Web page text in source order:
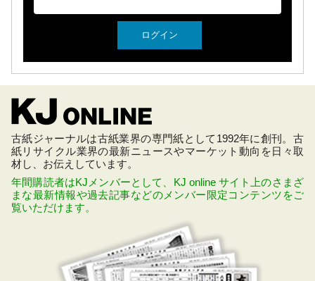
古紙ジャーナルは古紙業界の専門紙として1992年に創刊。古
紙リサイクル業界の最新ニュースやマーケット動向を日々取
材し、お伝えしています。
年間購読者はKJメンバーとして、KJ online サイト上のさまざ
まな最新情報や過去記事などのメンバー限定コンテンツをご
覧いただけます。